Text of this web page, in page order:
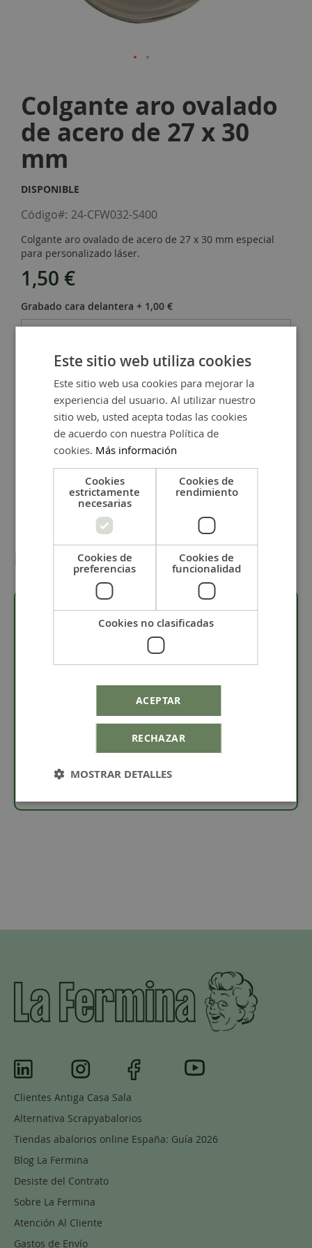
the
beginning
of
the
images
gallery
Colgante aro ovalado
de acero de 27 x 30
mm
DISPONIBLE
Código 24-CFW032-S400
Colgante aro ovalado de acero de 27 x 30 mm especial
para personalizado láser.
1,50 €
Grabado cara delantera + 1,00 €
Grabado cara trasera +1,00 €
+
Añadir al carrito
Detalles
· Pieza con taladro de 1,2 mm.
· El aro mide 27 x 30 mm.
· Grabado especial en láser para personalizar.
Clientes Antiga Casa Sala
Alternativa Scrapyabalorios
Tiendas abalorios online España: Guía 2026
Blog La Fermina
Desiste del Contrato
Sobre La Fermina
Atención Al Cliente
Gastos de Envío
Este sitio web utiliza cookies
Este sitio web usa cookies para mejorar la
experiencia del usuario. Al utilizar nuestro
sitio web, usted acepta todas las cookies
de acuerdo con nuestra Política de
cookies. Más información
Cookies
estrictamente
necesarias
Cookies de
rendimiento
Cookies de
preferencias
Cookies de
funcionalidad
Cookies no clasificadas
ACEPTAR
RECHAZAR
MOSTRAR DETALLES